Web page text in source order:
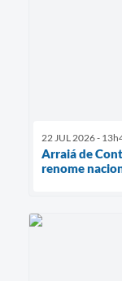
22 JUL 2026 -
Arraiá de
renome